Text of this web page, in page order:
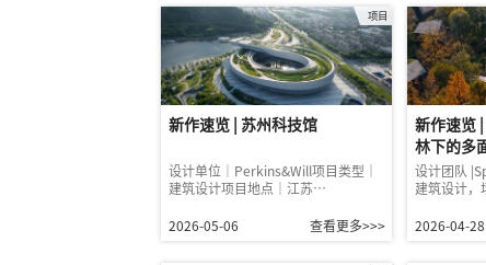
项目
新作速览 | 苏州科技馆
设计单位｜Perkins&Will项目类型｜
建筑设计项目地点｜江苏…
2026-05-06 查看更多>>>
新作速览
林下的多
设计团队
建筑设计
2026-04-28